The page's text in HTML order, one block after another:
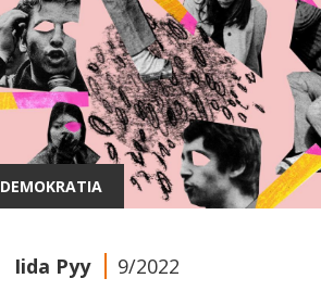
DEMOKRATIA
Iida Pyy 9/2022